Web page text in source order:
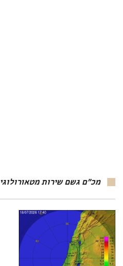
מכ"ם גשם שירות מטאורולוגי